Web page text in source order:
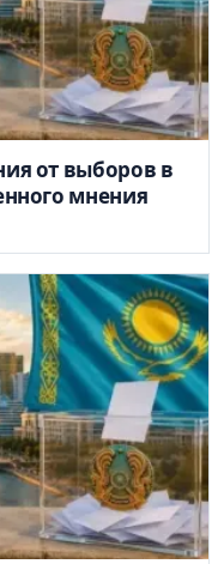
от выборов в
мнения